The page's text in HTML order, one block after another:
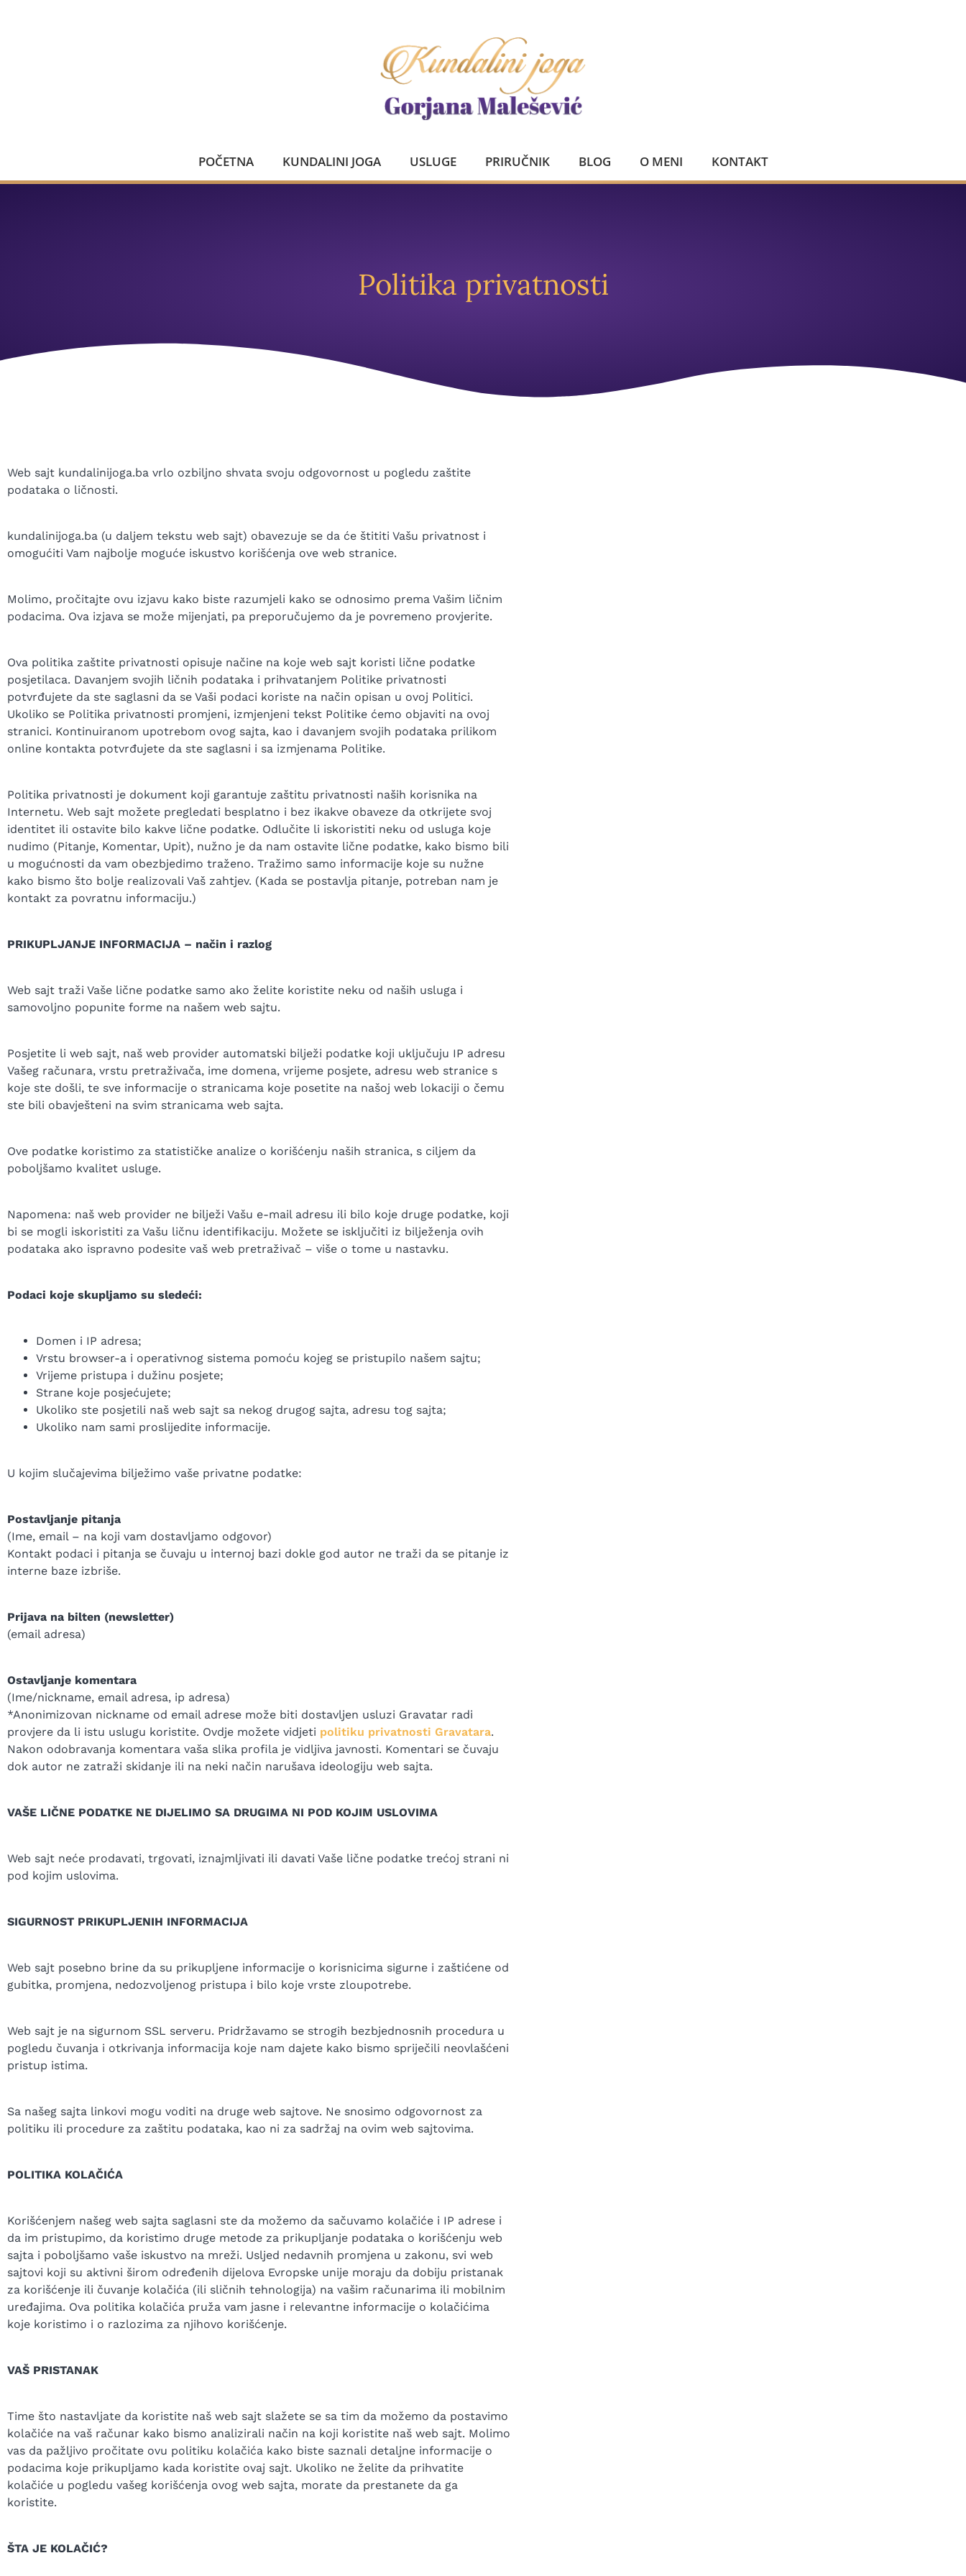
POČETNA KUNDALINI JOGA USLUGE PRIRUČNIK BLOG O MENI KONTAKT
Politika privatnosti
Web sajt kundalinijoga.ba vrlo ozbiljno shvata svoju odgovornost u pogledu zaštite
podataka o ličnosti.
kundalinijoga.ba (u daljem tekstu web sajt) obavezuje se da će štititi Vašu privatnost i
omogućiti Vam najbolje moguće iskustvo korišćenja ove web stranice.
Molimo, pročitajte ovu izjavu kako biste razumjeli kako se odnosimo prema Vašim ličnim
podacima. Ova izjava se može mijenjati, pa preporučujemo da je povremeno provjerite.
Ova politika zaštite privatnosti opisuje načine na koje web sajt koristi lične podatke
posjetilaca. Davanjem svojih ličnih podataka i prihvatanjem Politike privatnosti
potvrđujete da ste saglasni da se Vaši podaci koriste na način opisan u ovoj Politici.
Ukoliko se Politika privatnosti promjeni, izmjenjeni tekst Politike ćemo objaviti na ovoj
stranici. Kontinuiranom upotrebom ovog sajta, kao i davanjem svojih podataka prilikom
online kontakta potvrđujete da ste saglasni i sa izmjenama Politike.
Politika privatnosti je dokument koji garantuje zaštitu privatnosti naših korisnika na
Internetu. Web sajt možete pregledati besplatno i bez ikakve obaveze da otkrijete svoj
identitet ili ostavite bilo kakve lične podatke. Odlučite li iskoristiti neku od usluga koje
nudimo (Pitanje, Komentar, Upit), nužno je da nam ostavite lične podatke, kako bismo bili
u mogućnosti da vam obezbjedimo traženo. Tražimo samo informacije koje su nužne
kako bismo što bolje realizovali Vaš zahtjev. (Kada se postavlja pitanje, potreban nam je
kontakt za povratnu informaciju.)
PRIKUPLJANJE INFORMACIJA – način i razlog
Web sajt traži Vaše lične podatke samo ako želite koristite neku od naših usluga i
samovoljno popunite forme na našem web sajtu.
Posjetite li web sajt, naš web provider automatski bilježi podatke koji uključuju IP adresu
Vašeg računara, vrstu pretraživača, ime domena, vrijeme posjete, adresu web stranice s
koje ste došli, te sve informacije o stranicama koje posetite na našoj web lokaciji o čemu
ste bili obavješteni na svim stranicama web sajta.
Ove podatke koristimo za statističke analize o korišćenju naših stranica, s ciljem da
poboljšamo kvalitet usluge.
Napomena: naš web provider ne bilježi Vašu e-mail adresu ili bilo koje druge podatke, koji
bi se mogli iskoristiti za Vašu ličnu identifikaciju. Možete se isključiti iz bilježenja ovih
podataka ako ispravno podesite vaš web pretraživač – više o tome u nastavku.
Podaci koje skupljamo su sledeći:
Domen i IP adresa;
Vrstu browser-a i operativnog sistema pomoću kojeg se pristupilo našem sajtu;
Vrijeme pristupa i dužinu posjete;
Strane koje posjećujete;
Ukoliko ste posjetili naš web sajt sa nekog drugog sajta, adresu tog sajta;
Ukoliko nam sami proslijedite informacije.
U kojim slučajevima bilježimo vaše privatne podatke:
Postavljanje pitanja
(Ime, email – na koji vam dostavljamo odgovor)
Kontakt podaci i pitanja se čuvaju u internoj bazi dokle god autor ne traži da se pitanje iz
interne baze izbriše.
Prijava na bilten (newsletter)
(email adresa)
Ostavljanje komentara
(Ime/nickname, email adresa, ip adresa)
*Anonimizovan nickname od email adrese može biti dostavljen usluzi Gravatar radi
provjere da li istu uslugu koristite. Ovdje možete vidjeti politiku privatnosti Gravatara.
Nakon odobravanja komentara vaša slika profila je vidljiva javnosti. Komentari se čuvaju
dok autor ne zatraži skidanje ili na neki način narušava ideologiju web sajta.
VAŠE LIČNE PODATKE NE DIJELIMO SA DRUGIMA NI POD KOJIM USLOVIMA
Web sajt neće prodavati, trgovati, iznajmljivati ili davati Vaše lične podatke trećoj strani ni
pod kojim uslovima.
SIGURNOST PRIKUPLJENIH INFORMACIJA
Web sajt posebno brine da su prikupljene informacije o korisnicima sigurne i zaštićene od
gubitka, promjena, nedozvoljenog pristupa i bilo koje vrste zloupotrebe.
Web sajt je na sigurnom SSL serveru. Pridržavamo se strogih bezbjednosnih procedura u
pogledu čuvanja i otkrivanja informacija koje nam dajete kako bismo spriječili neovlašćeni
pristup istima.
Sa našeg sajta linkovi mogu voditi na druge web sajtove. Ne snosimo odgovornost za
politiku ili procedure za zaštitu podataka, kao ni za sadržaj na ovim web sajtovima.
POLITIKA KOLAČIĆA
Korišćenjem našeg web sajta saglasni ste da možemo da sačuvamo kolačiće i IP adrese i
da im pristupimo, da koristimo druge metode za prikupljanje podataka o korišćenju web
sajta i poboljšamo vaše iskustvo na mreži. Usljed nedavnih promjena u zakonu, svi web
sajtovi koji su aktivni širom određenih dijelova Evropske unije moraju da dobiju pristanak
za korišćenje ili čuvanje kolačića (ili sličnih tehnologija) na vašim računarima ili mobilnim
uređajima. Ova politika kolačića pruža vam jasne i relevantne informacije o kolačićima
koje koristimo i o razlozima za njihovo korišćenje.
VAŠ PRISTANAK
Time što nastavljate da koristite naš web sajt slažete se sa tim da možemo da postavimo
kolačiće na vaš računar kako bismo analizirali način na koji koristite naš web sajt. Molimo
vas da pažljivo pročitate ovu politiku kolačića kako biste saznali detaljne informacije o
podacima koje prikupljamo kada koristite ovaj sajt. Ukoliko ne želite da prihvatite
kolačiće u pogledu vašeg korišćenja ovog web sajta, morate da prestanete da ga
koristite.
ŠTA JE KOLAČIĆ?